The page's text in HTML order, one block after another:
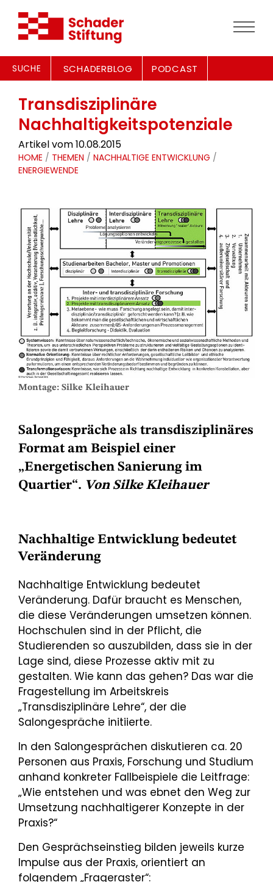
SUCHE SCHADERBLOG PODCAST
Transdisziplinäre
Nachhaltigkeitspotenziale
Artikel vom 10.08.2015
HOME / THEMEN / NACHHALTIGE ENTWICKLUNG /
ENERGIEWENDE
Montage: Silke Kleihauer
Salongespräche als transdisziplinäres
Format am Beispiel einer
„Energetischen Sanierung im
Quartier“. Von Silke Kleihauer
Nachhaltige Entwicklung bedeutet
Veränderung
Nachhaltige Entwicklung bedeutet
Veränderung. Dafür braucht es Menschen,
die diese Veränderungen umsetzen können.
Hochschulen sind in der Pflicht, die
Studierenden so auszubilden, dass sie in der
Lage sind, diese Prozesse aktiv mit zu
gestalten. Wie kann das gehen? Das war die
Fragestellung im Arbeitskreis
„Transdisziplinäre Lehre“, der die
Salongespräche initiierte.
In den Salongesprächen diskutieren ca. 20
Personen aus Praxis, Forschung und Studium
anhand konkreter Fallbeispiele die Leitfrage:
„Wie entstehen und was ebnet den Weg zur
Umsetzung nachhaltigerer Konzepte in der
Praxis?“
Den Gesprächseinstieg bilden jeweils kurze
Impulse aus der Praxis, orientiert an
folgendem „Frageraster“: